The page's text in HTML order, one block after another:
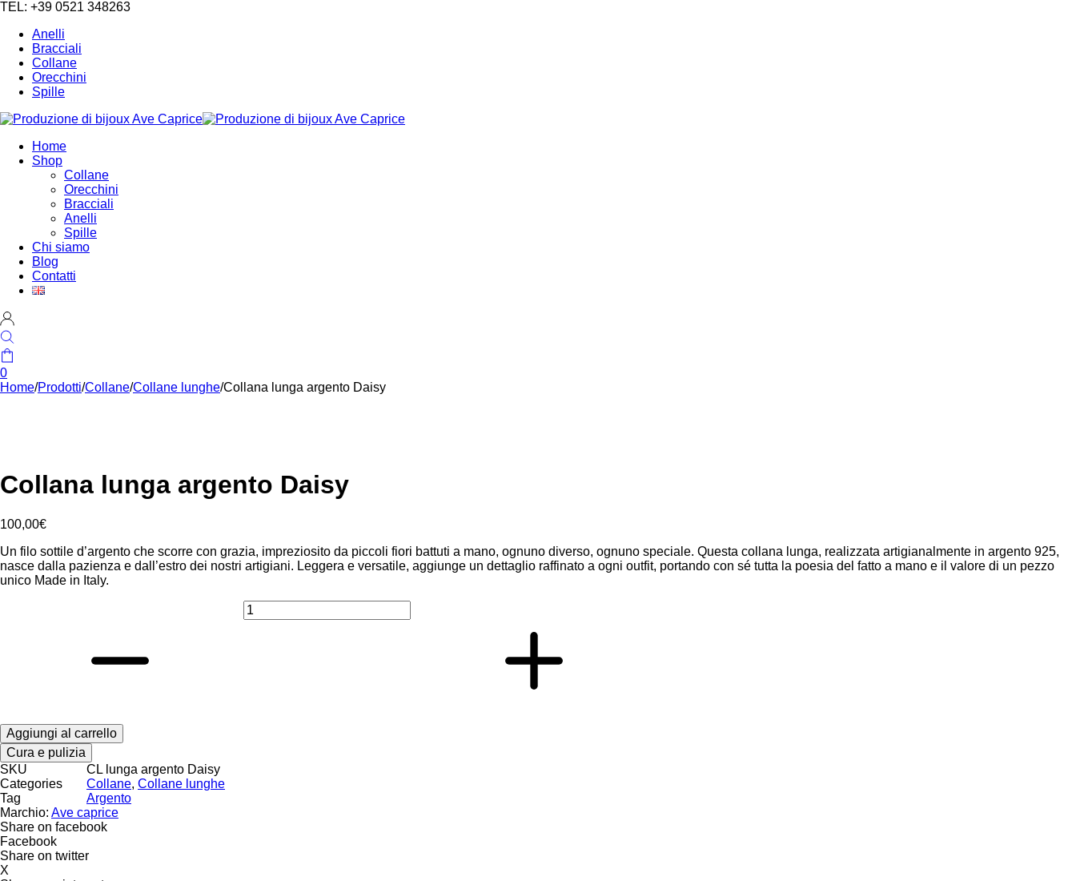
TEL: +39 0521 348263
Anelli
Bracciali
Collane
Orecchini
Spille
Home
Shop
Collane
Orecchini
Bracciali
Anelli
Spille
Chi siamo
Blog
Contatti
0
Home/Prodotti/Collane/Collane lunghe/Collana lunga argento Daisy
Collana lunga argento Daisy
100,00€
Un filo sottile d’argento che scorre con grazia, impreziosito da piccoli fiori battuti a mano, ognuno diverso, ognuno speciale. Questa collana lunga, realizzata artigianalmente in argento 925,
nasce dalla pazienza e dall’estro dei nostri artigiani. Leggera e versatile, aggiunge un dettaglio raffinato a ogni outfit, portando con sé tutta la poesia del fatto a mano e il valore di un pezzo
unico Made in Italy.
Collana
lunga
Aggiungi al carrello
Cura e pulizia
SKU
CL lunga argento Daisy
Categories
Collane, Collane lunghe
Tag
Argento
Marchio: Ave caprice
Share on facebook
Facebook
Share on twitter
X